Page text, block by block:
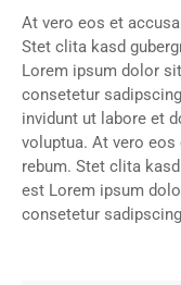
At vero eos et
Stet clita kasd
Lorem ipsum dolor
consetetur
invidunt ut labore et
voluptua. At vero
rebum. Stet clita
est Lorem ipsum
consetetur